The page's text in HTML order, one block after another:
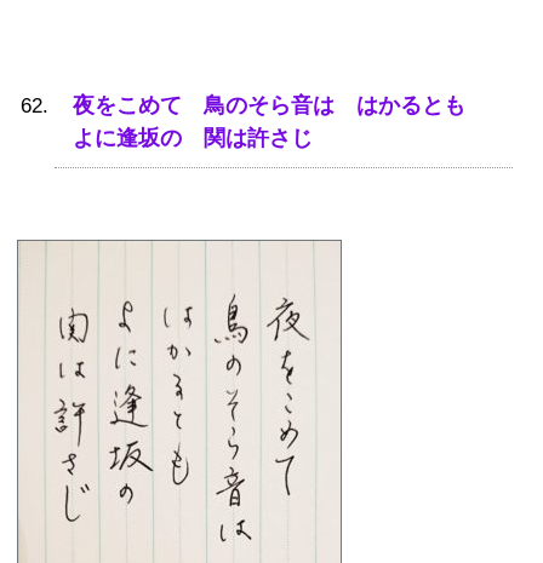
夜をこめて 鳥のそら音は はかるとも
よに逢坂の 関は許さじ